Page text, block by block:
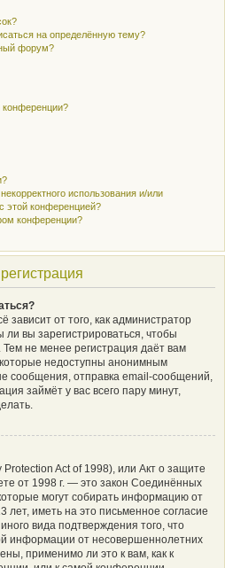
на определённую тему?
форум?
конференции?
использования и/или
этой конференцией?
конференции?
зависит от того, как администратор
вы зарегистрироваться, чтобы
не менее регистрация даёт вам
недоступны анонимным
сообщения, отправка email-сообщений,
займёт у вас всего пару минут,
Protection Act of 1998), или Акт о защите
от 1998 г. — это закон Соединённых
могут собирать информацию от
иметь на это письменное согласие
вида подтверждения того, что
информации от несовершеннолетних
применимо ли это к вам, как к